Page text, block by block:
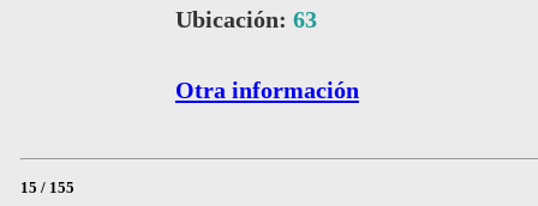
Ubicación: 63
Otra información
15 / 155